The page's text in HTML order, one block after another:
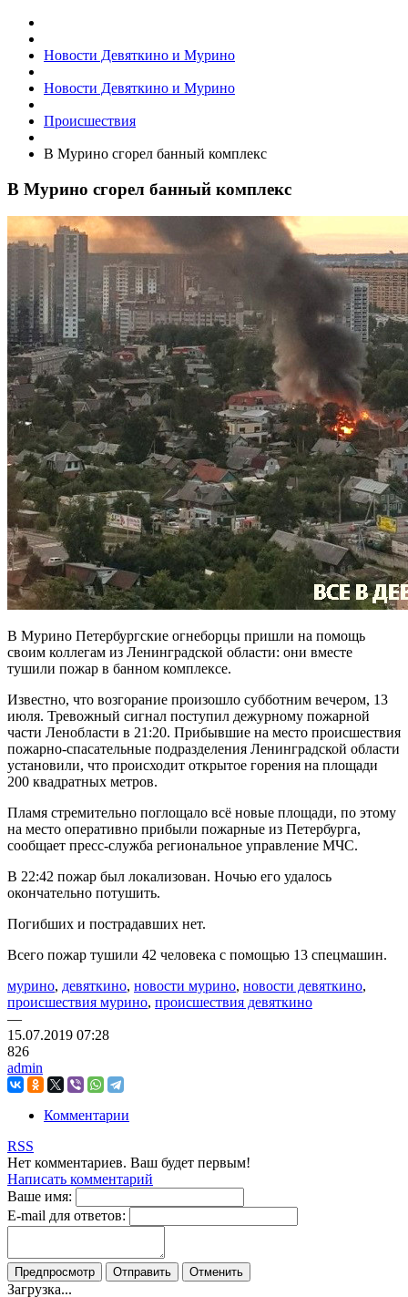
Новости Девяткино и Мурино
Новости Девяткино и Мурино
Происшествия
​В Мурино сгорел банный комплекс
​В Мурино сгорел банный комплекс
В Мурино Петербургские огнеборцы пришли на помощь
своим коллегам из Ленинградской области: они вместе
тушили пожар в банном комплексе.
Известно, что возгорание произошло субботним вечером, 13
июля. Тревожный сигнал поступил дежурному пожарной
части Ленобласти в 21:20. Прибывшие на место происшествия
пожарно-спасательные подразделения Ленинградской области
установили, что происходит открытое горения на площади
200 квадратных метров.
Пламя стремительно поглощало всё новые площади, по этому
на место оперативно прибыли пожарные из Петербурга,
сообщает пресс-служба региональное управление МЧС.
В 22:42 пожар был локализован. Ночью его удалось
окончательно потушить.
Погибших и пострадавших нет.
Всего пожар тушили 42 человека с помощью 13 спецмашин.
мурино, девяткино, новости мурино, новости девяткино,
происшествия мурино, происшествия девяткино
—
15.07.2019 07:28
826
admin
Комментарии
RSS
Нет комментариев. Ваш будет первым!
Написать комментарий
Ваше имя:
E-mail для ответов:
Загрузка...